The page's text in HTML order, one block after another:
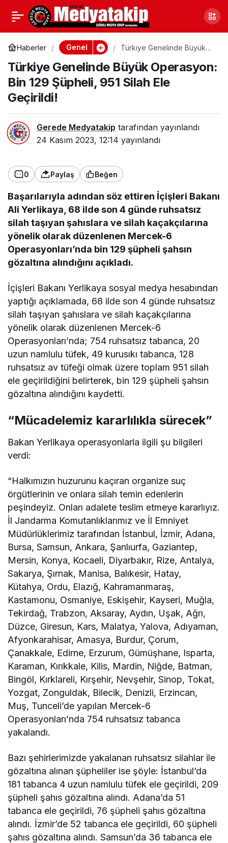
Haberler Genel
Türkiye Genelinde Büyük
951 Silah Ele Geçirildi!
Türkiye Genelinde Büyük Operasyon:
Bin 129 Şüpheli, 951 Silah Ele
Geçirildi!
Gerede Medyatakip tarafından yayınlandı
24 Kasım 2023, 12:14 yayınlandı
0 Paylaş Beğen
Başarılarıyla adından söz ettiren İçişleri Bakanı
Ali Yerlikaya, 68 ilde son 4 günde ruhsatsız
silah taşıyan şahıslara ve silah kaçakçılarına
yönelik olarak düzenlenen Mercek-6
Operasyonları’nda bin 129 şüpheli şahsın
gözaltına alındığını açıkladı.
İçişleri Bakanı Yerlikaya sosyal medya hesabından
yaptığı açıklamada, 68 ilde son 4 günde ruhsatsız
silah taşıyan şahıslara ve silah kaçakçılarına
yönelik olarak düzenlenen Mercek-6
Operasyonları’nda; 754 ruhsatsız tabanca, 20
uzun namlulu tüfek, 49 kurusıkı tabanca, 128
ruhsatsız av tüfeği olmak üzere toplam 951 silah
ele geçirildiğini belirterek, bin 129 şüpheli şahsın
gözaltına alındığını kaydetti.
“Mücadelemiz kararlılıkla sürecek”
Bakan Yerlikaya operasyonlarla ilgili şu bilgileri
verdi:
“Halkımızın huzurunu kaçıran organize suç
örgütlerinin ve onlara silah temin edenlerin
peşindeyiz. Onları adalete teslim etmeye kararlıyız.
İl Jandarma Komutanlıklarımız ve İl Emniyet
Müdürlüklerimiz tarafından İstanbul, İzmir, Adana,
Bursa, Samsun, Ankara, Şanlıurfa, Gaziantep,
Mersin, Konya, Kocaeli, Diyarbakır, Rize, Antalya,
Sakarya, Şırnak, Manisa, Balıkesir, Hatay,
Kütahya, Ordu, Elazığ, Kahramanmaraş,
Kastamonu, Osmaniye, Eskişehir, Kayseri, Muğla,
Tekirdağ, Trabzon, Aksaray, Aydın, Uşak, Ağrı,
Düzce, Giresun, Kars, Malatya, Yalova, Adıyaman,
Afyonkarahisar, Amasya, Burdur, Çorum,
Çanakkale, Edirne, Erzurum, Gümüşhane, Isparta,
Karaman, Kırıkkale, Kilis, Mardin, Niğde, Batman,
Bingöl, Kırklareli, Kırşehir, Nevşehir, Sinop, Tokat,
Yozgat, Zonguldak, Bilecik, Denizli, Erzincan,
Muş, Tunceli’de yapılan Mercek-6
Operasyonları’nda 754 ruhsatsız tabanca
yakalandı.
Bazı şehirlerimizde yakalanan ruhsatsız silahlar ile
gözaltına alınan şüpheliler ise şöyle: İstanbul’da
181 tabanca 4 uzun namlulu tüfek ele geçirildi, 209
şüpheli şahıs gözaltına alındı. Adana’da 51
tabanca ele geçirildi, 76 şüpheli şahıs gözaltına
alındı. İzmir’de 52 tabanca ele geçirildi, 60 şüpheli
şahıs gözaltına alındı. Samsun’da 36 tabanca ele
Kocaeli’de Olağanüstü
An: Gökyüzüne Yayılan
Beyaz Işık Yayıldı
Paylaş